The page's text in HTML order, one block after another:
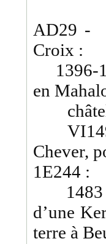
AD29 -
Croix :
1396-
en
Chever,
1E244 :
1483 :
d’une
terre à